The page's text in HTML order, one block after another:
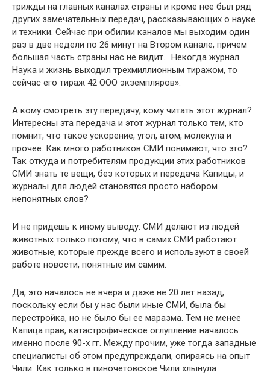
трижды на главных каналах страны и кроме нее был ряд
других замечательных передач, рас­сказывающих о науке
и техники. Сейчас при обилии каналов мы выходим один
раз в две недели по 26 минут на Втором канале, при­чем
большая часть страны нас не видит… Некогда журнал
Наука и жизнь выходил трехмиллионным тиражом, то
сейчас его тираж 42 ООО экземпляров».
А кому смотреть эту передачу, кому читать этот журнал?
Ин­тересны эта передача и этот журнал только тем, кто
помнит, что такое ускорение, угол, атом, молекула и
прочее. Как много работ­ников СМИ понимают, что это?
Так откуда и потребителям про­дукции этих работников
СМИ знать те вещи, без которых и пере­дача Капицы, и
журналы для людей становятся просто набором
непонятных слов?
И не придешь к иному выводу: СМИ делают из людей
живот­ных только потому, что в самих СМИ работают
животные, кото­рые прежде всего и используют в своей
работе новости, понятные им самим.
Да, это началось не вчера и даже не 20 лет назад,
поскольку если бы у нас были иные СМИ, была бы
перестройка, но не было бы ее маразма. Тем не менее
Капица прав, катастрофическое оглупление началось
именно после 90-х гг. Между прочим, уже тогда западные
специалисты об этом предупреждали, опира­ясь на опыт
Чили. Как только в пиночетовское Чили хлынула